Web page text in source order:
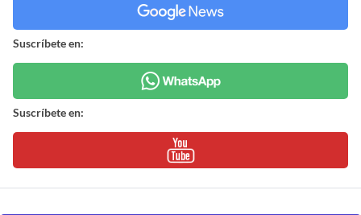
Suscríbete en:
Suscríbete en: